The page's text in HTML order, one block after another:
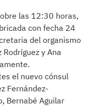
las 12:30 horas,
con fecha 24
del organismo
y Ana
el nuevo cónsul
Fernández-
Bernabé Aguilar